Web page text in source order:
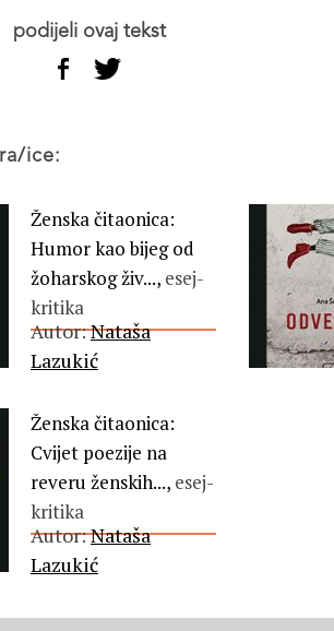
podijeli ovaj tekst
ice:
Ženska čitaonica:
Humor kao bijeg od
žoharskog živ..., esej-
kritika
Autor:Nataša
Lazukić
Ženska čitaonica:
Cvijet poezije na
reveru ženskih..., esej-
kritika
Autor:Nataša
Lazukić